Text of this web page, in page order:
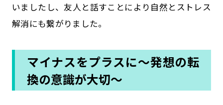
いましたし、友人と話すことにより自然とストレス
解消にも繋がりました。
マイナスをプラスに～発想の転
換の意識が大切～